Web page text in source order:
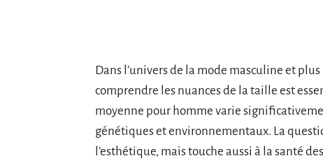
Dans l’univers de la mode masculine et
comprendre les nuances de la taille est
moyenne pour homme varie
génétiques et environnementaux. La
l’esthétique, mais touche aussi à la santé